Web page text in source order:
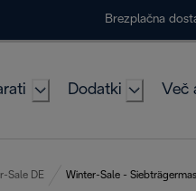
Brezplačna
Dodatki Več
Sale DE Winter-Sale -